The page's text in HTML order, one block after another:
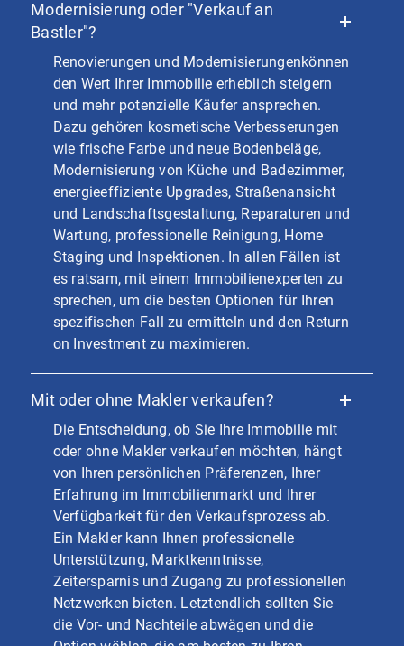
Modernisierung oder "Verkauf an
Bastler"?
Renovierungen und Modernisierungenkönnen
den Wert Ihrer Immobilie erheblich steigern
und mehr potenzielle Käufer ansprechen.
Dazu gehören kosmetische Verbesserungen
wie frische Farbe und neue Bodenbeläge,
Modernisierung von Küche und Badezimmer,
energieeffiziente Upgrades, Straßenansicht
und Landschaftsgestaltung, Reparaturen und
Wartung, professionelle Reinigung, Home
Staging und Inspektionen. In allen Fällen ist
es ratsam, mit einem Immobilienexperten zu
sprechen, um die besten Optionen für Ihren
spezifischen Fall zu ermitteln und den Return
on Investment zu maximieren.
Mit oder ohne Makler verkaufen?
Die Entscheidung, ob Sie Ihre Immobilie mit
oder ohne Makler verkaufen möchten, hängt
von Ihren persönlichen Präferenzen, Ihrer
Erfahrung im Immobilienmarkt und Ihrer
Verfügbarkeit für den Verkaufsprozess ab.
Ein Makler kann Ihnen professionelle
Unterstützung, Marktkenntnisse,
Zeitersparnis und Zugang zu professionellen
Netzwerken bieten. Letztendlich sollten Sie
die Vor- und Nachteile abwägen und die